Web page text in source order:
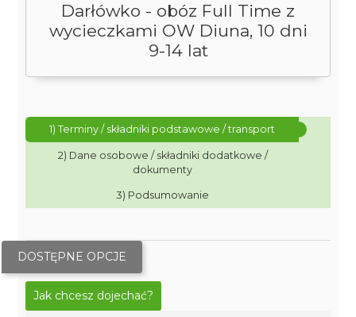
Darłówko - obóz Full Time z
wycieczkami OW Diuna, 10 dni
9-14 lat
1) Terminy / składniki podstawowe / transport
2) Dane osobowe / składniki dodatkowe /
dokumenty
3) Podsumowanie
DOSTĘPNE OPCJE
Jak chcesz dojechać?